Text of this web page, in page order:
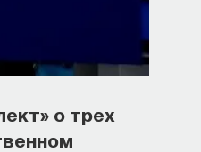
о трех